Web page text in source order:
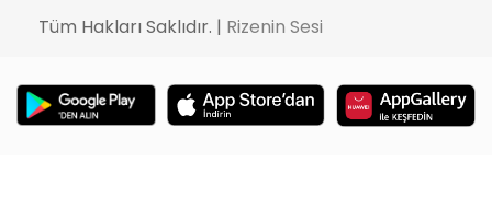
Tüm Hakları Saklıdır. | Rizenin Sesi